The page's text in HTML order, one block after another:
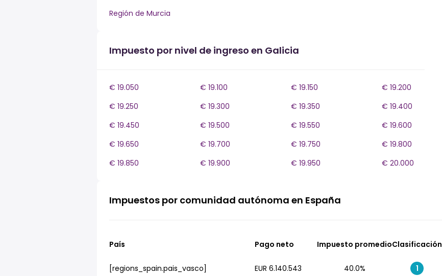
Región de Murcia
Impuesto por nivel de ingreso en Galicia
€ 19.050 € 19.100 € 19.150
€ 19.200
€ 19.250
€ 19.300 € 19.350
€ 19.400
€ 19.450
€ 19.500 € 19.550
€ 19.600
€ 19.650
€ 19.700 € 19.750
€ 19.800
€ 19.850
€ 19.900 € 19.950 € 20.000
Impuestos por comunidad autónoma en España
País Pago neto Impuesto promedioClasificación
[regions_spain.pais_vasco] EUR 6.140.543 40.0% 1